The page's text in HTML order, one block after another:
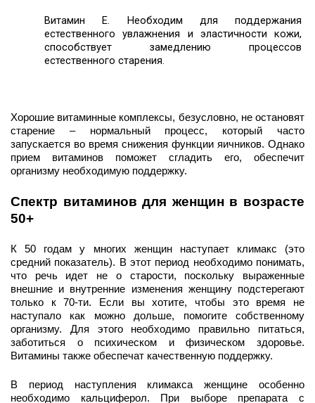
Витамин Е. Необходим для поддержания
естественного увлажнения и эластичности кожи,
способствует замедлению процессов
естественного старения.
Хорошие витаминные комплексы, безусловно, не остановят
старение – нормальный процесс, который часто
запускается во время снижения функции яичников. Однако
прием витаминов поможет сгладить его, обеспечит
организму необходимую поддержку.
Спектр витаминов для женщин в возрасте
50+
К 50 годам у многих женщин наступает климакс (это
средний показатель). В этот период необходимо понимать,
что речь идет не о старости, поскольку выраженные
внешние и внутренние изменения женщину подстерегают
только к 70-ти. Если вы хотите, чтобы это время не
наступало как можно дольше, помогите собственному
организму. Для этого необходимо правильно питаться,
заботиться о психическом и физическом здоровье.
Витамины также обеспечат качественную поддержку.
В период наступления климакса женщине особенно
необходимо кальциферол. При выборе препарата с